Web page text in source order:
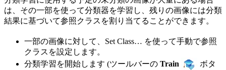
は、その一部を使って分類器を学習し、残りの画像には分類
結果に基づいて参照クラスを割り当てることができます。
一部の画像に対して、Set Class… を使って手動で参照
クラスを設定します。
分類学習を開始します (ツールバーの Train
ボタ